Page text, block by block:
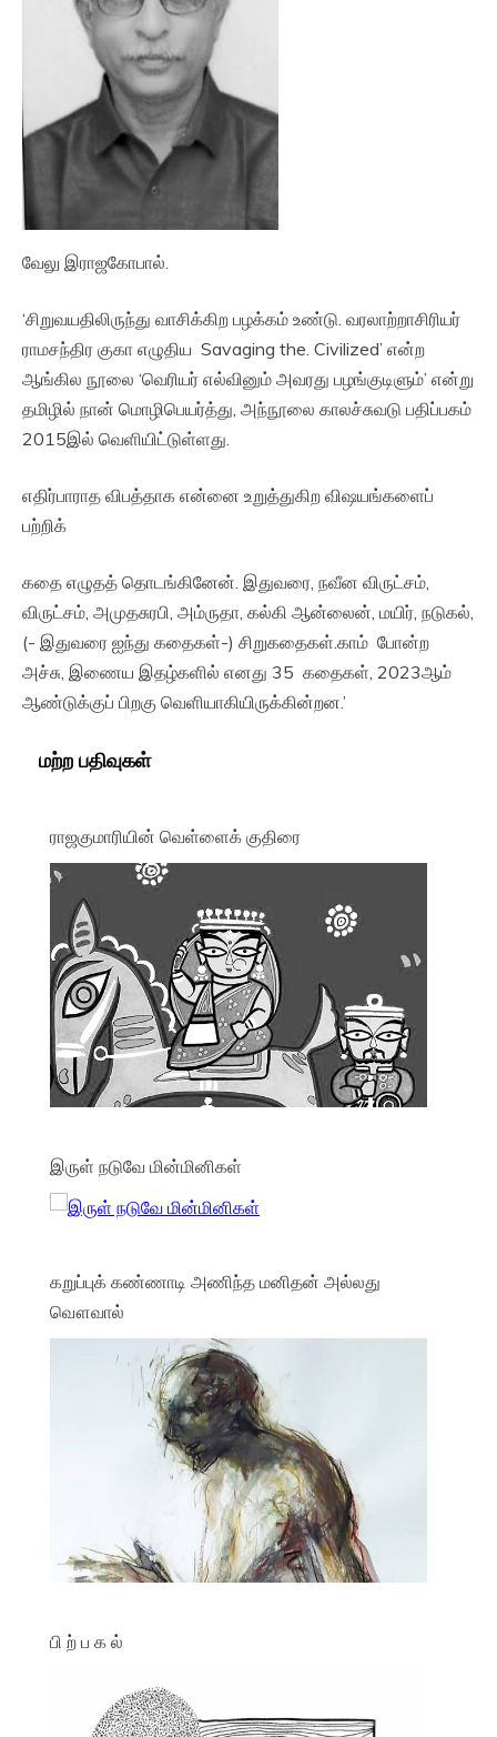
வேலு இராஜகோபால்.
‘சிறுவயதிலிருந்து வாசிக்கிற பழக்கம் உண்டு. வரலாற்றாசிரியர்
ராமசந்திர குகா எழுதிய Savaging the. Civilized’ என்ற
ஆங்கில நூலை ‘வெரியர் எல்வினும் அவரது பழங்குடிளும்’ என்று
தமிழில் நான் மொழிபெயர்த்து, அந்நூலை காலச்சுவடு பதிப்பகம்
2015இல் வெளியிட்டுள்ளது.
எதிர்பாராத விபத்தாக என்னை உறுத்துகிற விஷயங்களைப்
பற்றிக்
கதை எழுதத் தொடங்கினேன். இதுவரை, நவீன விருட்சம்,
விருட்சம், அமுதசுரபி, அம்ருதா, கல்கி ஆன்லைன், மயிர், நடுகல்,
(- இதுவரை ஐந்து கதைகள்-) சிறுகதைகள்.காம் போன்ற
அச்சு, இணைய இதழ்களில் எனது 35 கதைகள், 2023ஆம்
ஆண்டுக்குப் பிறகு வெளியாகியிருக்கின்றன.’
மற்ற பதிவுகள்
ராஜகுமாரியின் வெள்ளைக் குதிரை
இருள் நடுவே மின்மினிகள்
கறுப்புக் கண்ணாடி அணிந்த மனிதன் அல்லது
வௌவால்
பி ற் ப க ல்